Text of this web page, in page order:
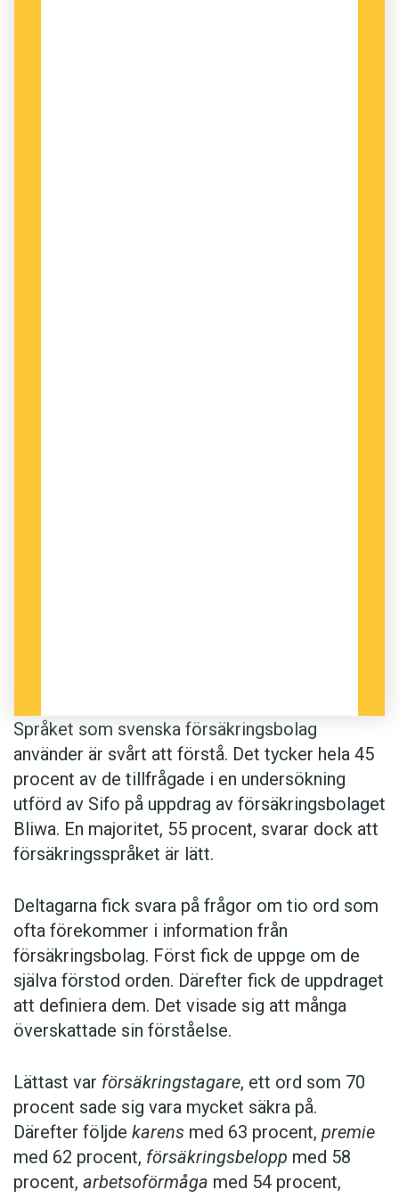
Språket som svenska försäkringsbolag
använder är svårt att förstå. Det tycker hela 45
procent av de tillfrågade i en undersökning
utförd av Sifo på uppdrag av försäkringsbolaget
Bliwa. En majoritet, 55 procent, svarar dock att
försäkringsspråket är lätt.
Deltagarna fick svara på frågor om tio ord som
ofta förekommer i information från
försäkringsbolag. Först fick de uppge om de
själva förstod orden. Därefter fick de uppdraget
att definiera dem. Det visade sig att många
överskattade sin förståelse.
Lättast var försäkringstagare, ett ord som 70
procent sade sig vara mycket säkra på.
Därefter följde karens med 63 procent, premie
med 62 procent, försäkringsbelopp med 58
procent, arbetsoförmåga med 54 procent,